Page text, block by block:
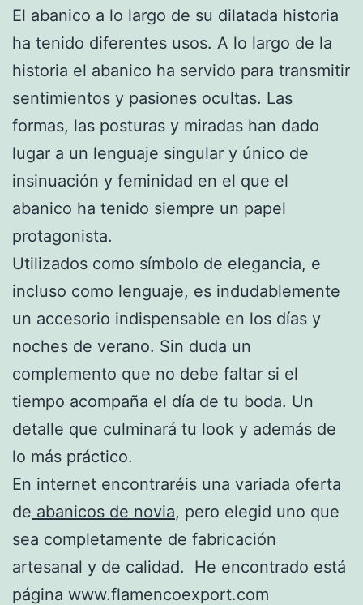
El abanico a lo largo de su dilatada historia
ha tenido diferentes usos. A lo largo de la
historia el abanico ha servido para transmitir
sentimientos y pasiones ocultas. Las
formas, las posturas y miradas han dado
lugar a un lenguaje singular y único de
insinuación y feminidad en el que el
abanico ha tenido siempre un papel
protagonista.
Utilizados como símbolo de elegancia, e
incluso como lenguaje, es indudablemente
un accesorio indispensable en los días y
noches de verano. Sin duda un
complemento que no debe faltar si el
tiempo acompaña el día de tu boda. Un
detalle que culminará tu look y además de
lo más práctico.
En internet encontraréis una variada oferta
de abanicos de novia, pero elegid uno que
sea completamente de fabricación
artesanal y de calidad. He encontrado está
página www.flamencoexport.com